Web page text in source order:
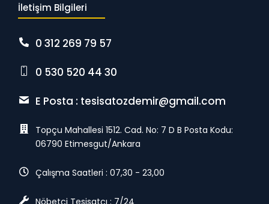
İletişim Bilgileri
0 312 269 79 57
0 530 520 44 30
E Posta : tesisatozdemir@gmail.com
Topçu Mahallesi 1512. Cad. No: 7 D B Posta Kodu:
06790 Etimesgut/Ankara
Çalışma Saatleri : 07,30 - 23,00
Nöbetçi Tesisatçı : 7/24